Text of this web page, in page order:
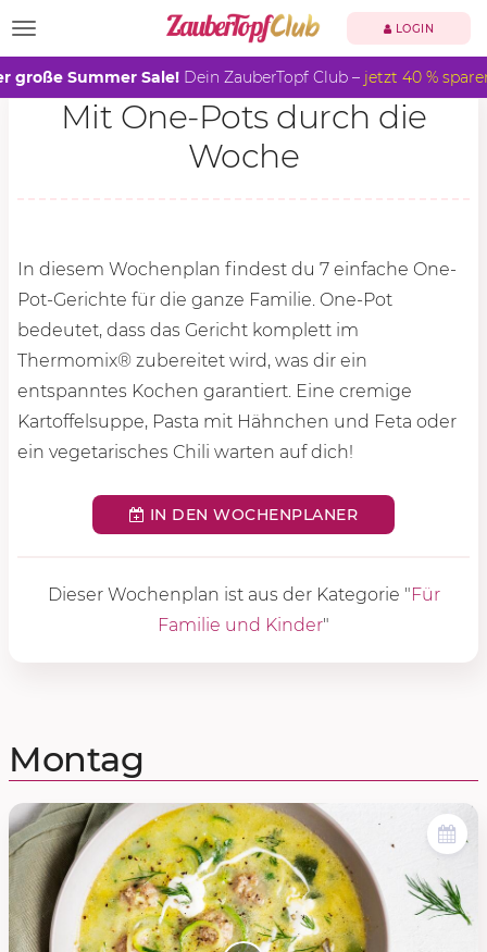
TOGGLE NAVIGATION LOGIN
große Summer Sale! Dein ZauberTopf Club – jetzt 40 %
Mit One-Pots durch die
Woche
In diesem Wochenplan findest du 7 einfache One-
Pot-Gerichte für die ganze Familie. One-Pot
bedeutet, dass das Gericht komplett im
Thermomix® zubereitet wird, was dir ein
entspanntes Kochen garantiert. Eine cremige
Kartoffelsuppe, Pasta mit Hähnchen und Feta oder
ein vegetarisches Chili warten auf dich!
IN DEN WOCHENPLANER
Dieser Wochenplan ist aus der Kategorie "Für
Familie und Kinder"
Montag